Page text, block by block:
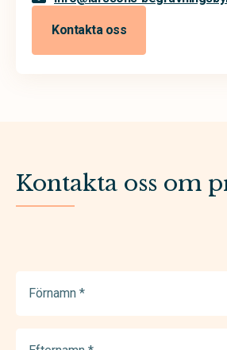
Kontakta oss
Kontakta oss om
(Required)